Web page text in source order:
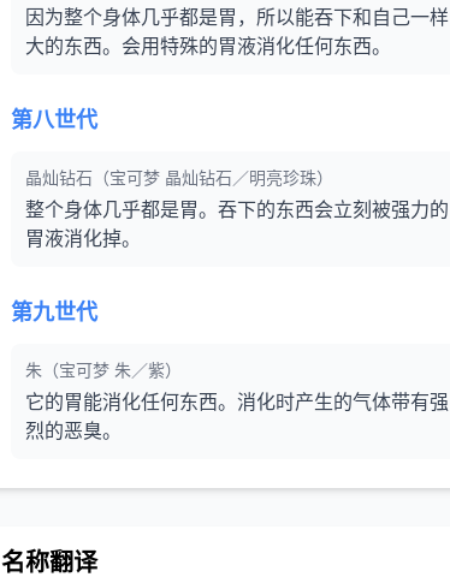
因为整个身体几乎都是胃，所以能吞下和自己一样
大的东西。会用特殊的胃液消化任何东西。
第八世代
晶灿钻石（宝可梦 晶灿钻石／明亮珍珠）
整个身体几乎都是胃。吞下的东西会立刻被强力的
胃液消化掉。
第九世代
朱（宝可梦 朱／紫）
它的胃能消化任何东西。消化时产生的气体带有强
烈的恶臭。
名称翻译